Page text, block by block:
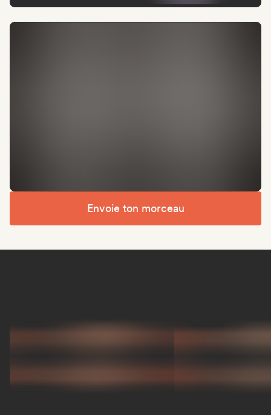
Envoie ton morceau